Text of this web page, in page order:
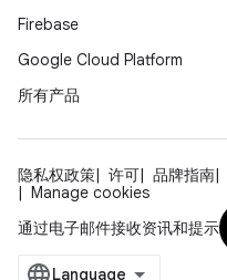
Firebase
Google Cloud Platform
所有产品
隐私权政策 许可 品牌指南
Manage cookies
通过电子邮件接收资讯和提示